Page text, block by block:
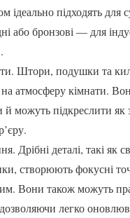
ідеально підходять для
або бронзові — для
Штори, подушки та
атмосферу кімнати.
й можуть підкреслити як
Дрібні деталі, такі як
створюють фокусні
Вони також можуть
легко